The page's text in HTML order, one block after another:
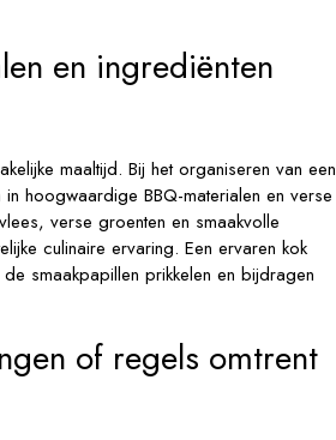
en ingrediënten
maaltijd. Bij het organiseren van een
hoogwaardige BBQ-materialen en verse
verse groenten en smaakvolle
culinaire ervaring. Een ervaren kok
smaakpapillen prikkelen en bijdragen
of regels omtrent